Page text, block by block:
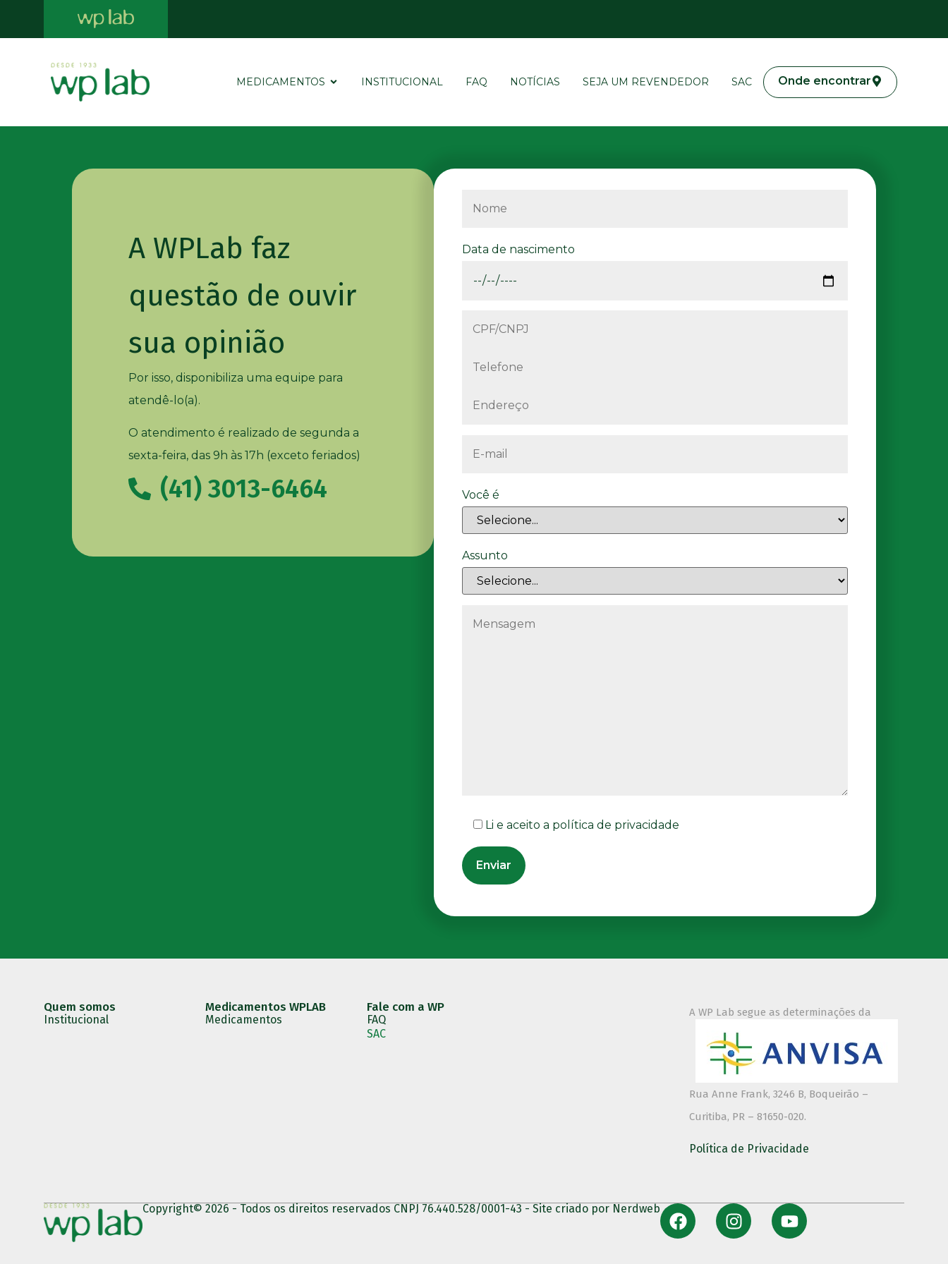
MEDICAMENTOS INSTITUCIONAL FAQ NOTÍCIAS SEJA UM REVENDEDOR SAC Onde encontrar
A WPLab faz
questão de ouvir
sua opinião
Por isso, disponibiliza uma equipe para
atendê-lo(a).
O atendimento é realizado de segunda a
sexta-feira, das 9h às 17h (exceto feriados)
(41) 3013-6464
Data de nascimento
Você é
Assunto
Li e aceito a política de privacidade
Quem somos
Institucional
Medicamentos WPLAB
Medicamentos
Fale com a WP​
FAQ
SAC
A WP Lab segue as determinações da
Rua Anne Frank, 3246 B, Boqueirão –
Curitiba, PR – 81650-020.
Política de Privacidade
Copyright© 2026 - Todos os direitos reservados CNPJ 76.440.528/0001-43 - Site criado por Nerdweb